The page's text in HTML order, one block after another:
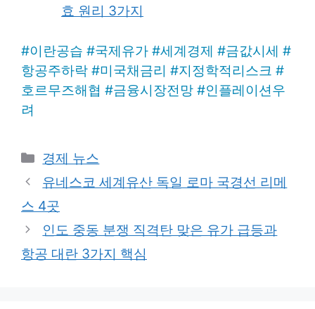
효 원리 3가지
#이란공습 #국제유가 #세계경제 #금값시세 #
항공주하락 #미국채금리 #지정학적리스크 #
호르무즈해협 #금융시장전망 #인플레이션우
려
Categories
경제 뉴스
유네스코 세계유산 독일 로마 국경선 리메
스 4곳
인도 중동 분쟁 직격탄 맞은 유가 급등과
항공 대란 3가지 핵심